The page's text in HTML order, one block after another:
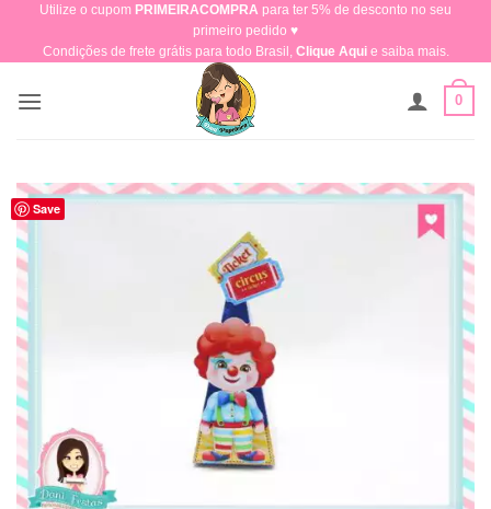
content
Utilize o cupom PRIMEIRACOMPRA para ter 5% de desconto no seu
primeiro pedido ♥​
Condições de frete grátis para todo Brasil, Clique Aquie saiba mais.
0
Save